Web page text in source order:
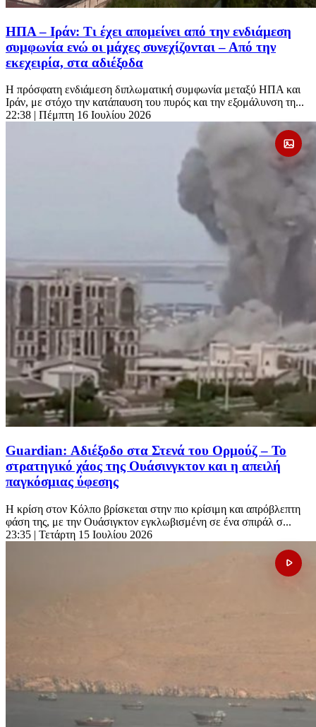
ΗΠΑ – Ιράν: Τι έχει απομείνει από την ενδιάμεση
συμφωνία ενώ οι μάχες συνεχίζονται – Από την
εκεχειρία, στα αδιέξοδα
Η πρόσφατη ενδιάμεση διπλωματική συμφωνία μεταξύ ΗΠΑ και
Ιράν, με στόχο την κατάπαυση του πυρός και την εξομάλυνση τη...
22:38 | Πέμπτη 16 Ιουλίου 2026
Guardian: Αδιέξοδο στα Στενά του Ορμούζ – Το
στρατηγικό χάος της Ουάσινγκτον και η απειλή
παγκόσμιας ύφεσης
Η κρίση στον Κόλπο βρίσκεται στην πιο κρίσιμη και απρόβλεπτη
φάση της, με την Ουάσιγκτον εγκλωβισμένη σε ένα σπιράλ σ...
23:35 | Τετάρτη 15 Ιουλίου 2026